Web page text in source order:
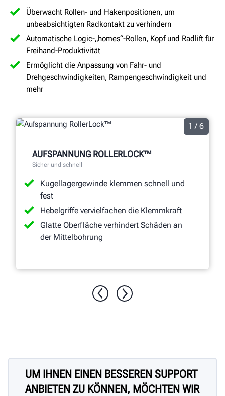
Überwacht Rollen- und Hakenpositionen, um
unbeabsichtigten Radkontakt zu verhindern
Automatische Logic-„homes“-Rollen, Kopf und Radlift für
Freihand-Produktivität
Ermöglicht die Anpassung von Fahr- und
Drehgeschwindigkeiten, Rampengeschwindigkeit und
mehr
1 / 6
AUFSPANNUNG ROLLERLOCK™
Sicher und schnell
Kugellagergewinde klemmen schnell und
fest
Hebelgriffe vervielfachen die Klemmkraft
Glatte Oberfläche verhindert Schäden an
der Mittelbohrung
UM IHNEN EINEN BESSEREN SUPPORT
ANBIETEN ZU KÖNNEN, MÖCHTEN WIR